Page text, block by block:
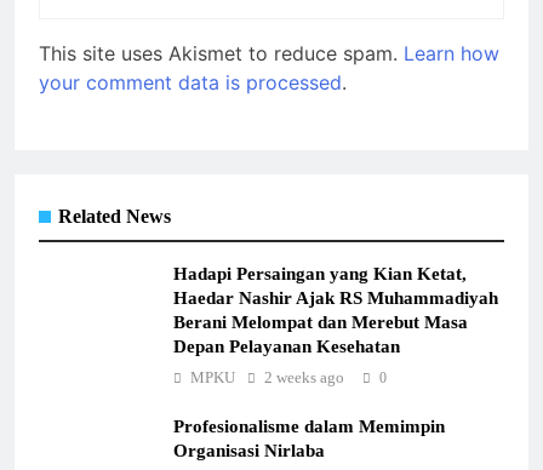
This site uses Akismet to reduce spam. Learn how
your comment data is processed.
Related News
Hadapi Persaingan yang Kian Ketat,
Haedar Nashir Ajak RS Muhammadiyah
Berani Melompat dan Merebut Masa
Depan Pelayanan Kesehatan
MPKU 2 weeks ago 0
Profesionalisme dalam Memimpin
Organisasi Nirlaba